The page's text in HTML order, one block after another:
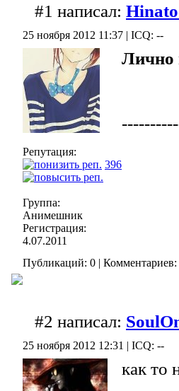
#1 написал:
25 ноября 2012 11:37 | ICQ: --
Репутация:
396
Группа:
Анимешник
Регистрация:
4.07.2011
Лично
Публикаций: 0 | Комментариев:
#2 написал:
25 ноября 2012 12:31 | ICQ: --
как то